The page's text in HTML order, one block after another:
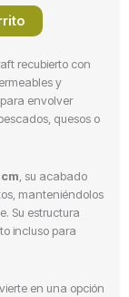
recubierto con
y
envolver
quesos o
, su acabado
manteniéndolos
Su estructura
incluso para
en una opción